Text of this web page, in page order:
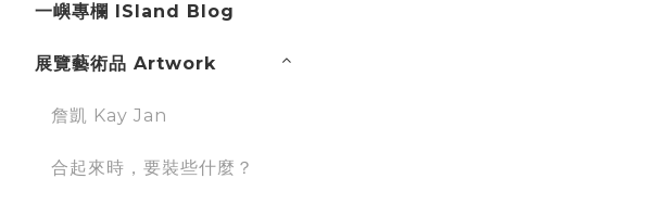
一嶼專欄 ISland Blog
展覽藝術品 Artwork
詹凱 Kay Jan
合起來時，要裝些什麼？